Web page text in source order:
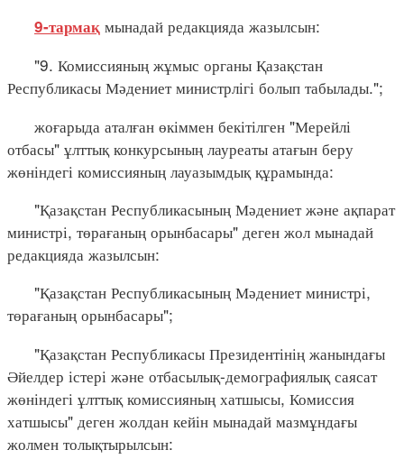
9-тармақ мынадай редакцияда жазылсын:
"9. Комиссияның жұмыс органы Қазақстан
Республикасы Мәдениет министрлігі болып табылады.";
жоғарыда аталған өкіммен бекітілген "Мерейлі
отбасы" ұлттық конкурсының лауреаты атағын беру
жөніндегі комиссияның лауазымдық құрамында:
"Қазақстан Республикасының Мәдениет және ақпарат
министрі, төрағаның орынбасары" деген жол мынадай
редакцияда жазылсын:
"Қазақстан Республикасының Мәдениет министрі,
төрағаның орынбасары";
"Қазақстан Республикасы Президентінің жанындағы
Әйелдер істері және отбасылық-демографиялық саясат
жөніндегі ұлттық комиссияның хатшысы, Комиссия
хатшысы" деген жолдан кейін мынадай мазмұндағы
жолмен толықтырылсын: